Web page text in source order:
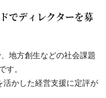
でディレクターを募
地方創生などの社会課題
す。
活かした経営支援に定評が